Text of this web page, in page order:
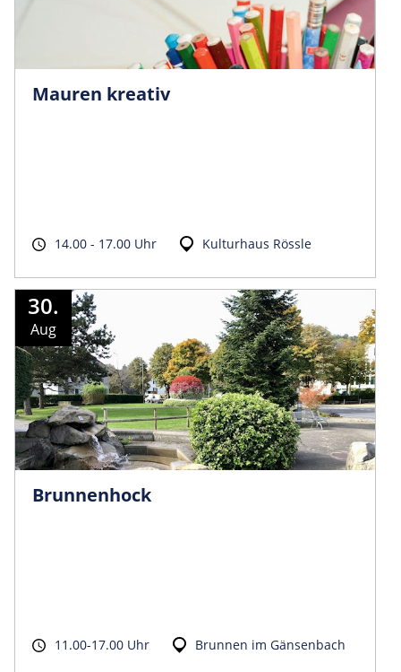
Mauren kreativ
14.00 - 17.00 Uhr Kulturhaus Rössle
30.
Aug
Brunnenhock
11.00-17.00 Uhr Brunnen im Gänsenbach